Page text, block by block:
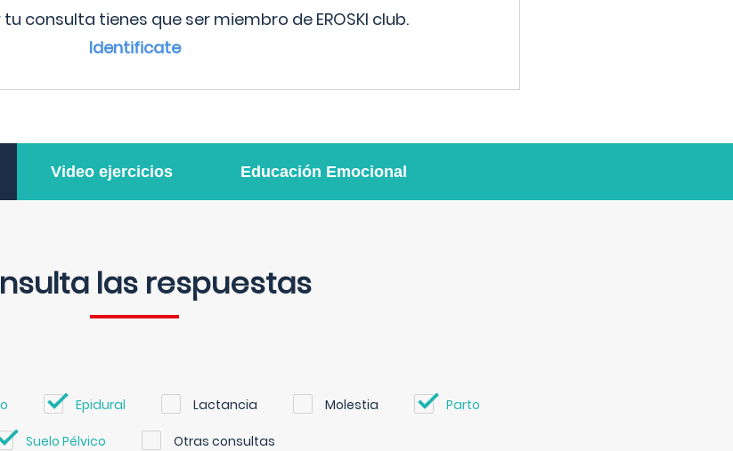
consulta tienes que ser miembro de EROSKI club.
Identificate
Video ejercicios Educación Emocional
las respuestas
Epidural Lactancia Molestia Parto
Suelo Pélvico Otras consultas